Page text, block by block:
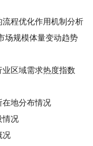
程优化作用机制分析
场规模体量变动趋势
业区域需求热度指数
在地分布情况
情况
况